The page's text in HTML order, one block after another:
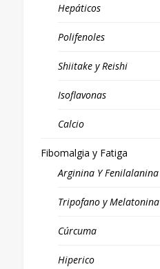
Hepáticos
Polifenoles
Shiitake y Reishi
Isoflavonas
Calcio
Fibomalgia y Fatiga
Arginina Y Fenilalanina
Tripofano y Melatonina
Cúrcuma
Hiperico